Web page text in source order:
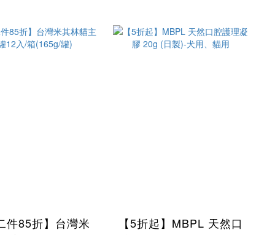
件85折】台灣米
【5折起】MBPL 天然口